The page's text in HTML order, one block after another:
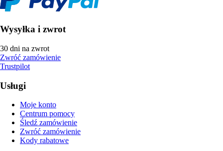
Wysyłka i zwrot
30 dni na zwrot
Zwróć zamówienie
Trustpilot
Usługi
Moje konto
Centrum pomocy
Śledź zamówienie
Zwróć zamówienie
Kody rabatowe